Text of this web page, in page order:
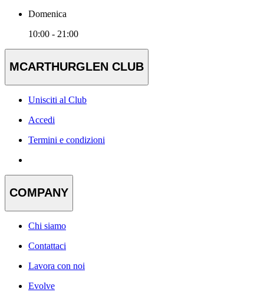
Domenica
10:00 - 21:00
MCARTHURGLEN CLUB
Unisciti al Club
Accedi
Termini e condizioni
COMPANY
Chi siamo
Contattaci
Lavora con noi
Evolve